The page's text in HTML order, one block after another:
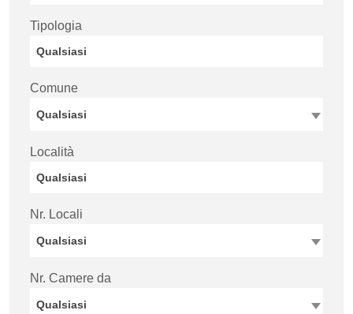
Tipologia
Comune
Qualsiasi
Località
Nr. Locali
Qualsiasi
Nr. Camere da
Qualsiasi